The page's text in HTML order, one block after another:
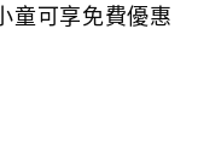
童可享免費優惠